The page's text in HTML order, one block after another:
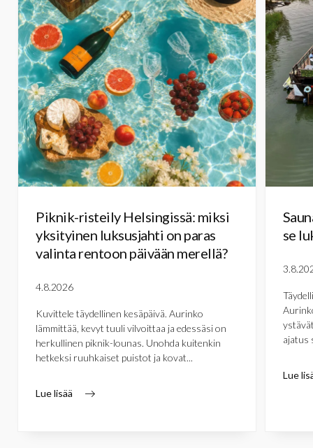
Piknik-risteily Helsingissä: miksi
yksityinen luksusjahti on paras
valinta rentoon päivään merellä?
4.8.2026
Kuvittele täydellinen kesäpäivä. Aurinko
lämmittää, kevyt tuuli vilvoittaa ja edessäsi on
herkullinen piknik-lounas. Unohda kuitenkin
hetkeksi ruuhkaiset puistot ja kovat...
Lue lisää
se
ajatus
Lue